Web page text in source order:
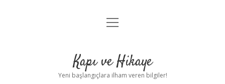
Anasayfa
Yasal Uyarı
menüyü
Kapı ve Hikaye
Yeni başlangıçlara ilham veren bilgiler!